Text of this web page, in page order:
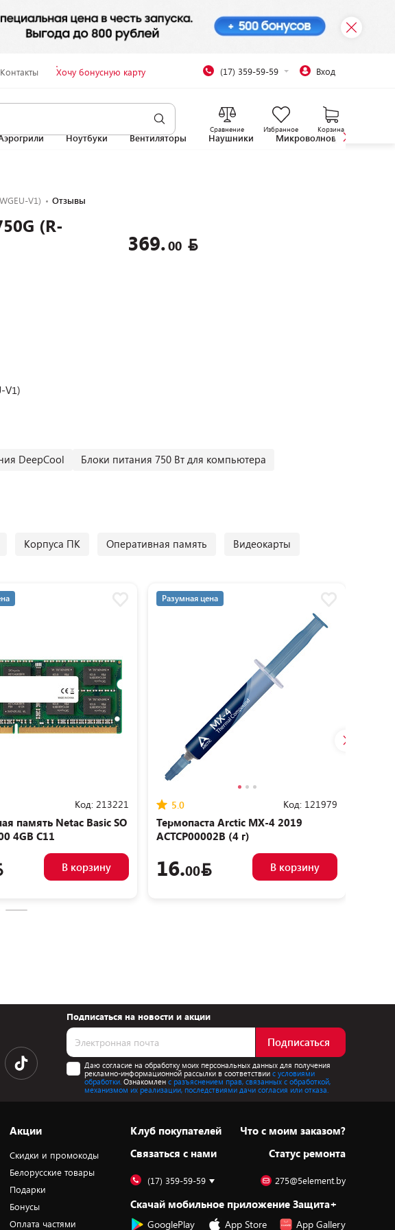
Контакты Хочу бонусную карту (17) 359-59-59 Вход
Сравнение Избранное Корзина
Ноутбуки Вентиляторы Наушники Микроволновые печи
V1) Отзывы
(R-
369.00
V1)
DeepCool Блоки питания 750 Вт для компьютера
Корпуса ПК Оперативная память Видеокарты
Код: 213221
память Netac Basic SO
4GB C11
В корзину
Разумная цена
5.0 Код: 121979
Термопаста Arctic MX-4 2019
ACTCP00002B (4 г)
16.00 В корзину
Подписаться на новости и акции
Подписаться
Даю согласие на обработку моих персональных данных для получения
рекламно-информационной рассылки в соответствиис условиями
обработки. Ознакомлен с разъяснением прав, связанных с обработкой,
механизмом их реализации, последствиями дачи согласия или отказа.
Акции
Скидки и промокоды
Белорусские товары
Подарки
Бонусы
Оплата частями
Клуб покупателей
Cвязаться с нами
Что с моим заказом?
Статус ремонта
(17) 359-59-59 275@5element.by
Скачай мобильное приложение Защита+
GooglePlay App Store App Gallery